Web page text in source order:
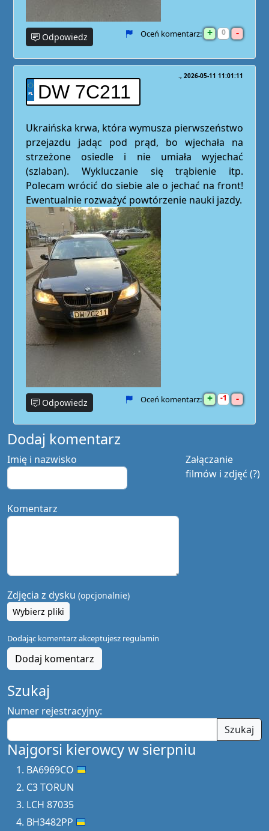
Odpowiedz Oceń komentarz: + 0 -
DW 7C211
. 2026-05-11 11:01:11
Ukraińska krwa, która wymusza pierwszeństwo
przejazdu jadąc pod prąd, bo wjechała na
strzeżone osiedle i nie umiała wyjechać
(szlaban). Wykluczanie się trąbienie itp.
Polecam wrócić do siebie ale o jechać na front!
Ewentualnie rozważyć powtórzenie nauki jazdy.
Odpowiedz Oceń komentarz: + 1 -
Dodaj komentarz
Załączanie
filmów i zdjęć (?)
Imię i nazwisko
Komentarz
Zdjęcia z dysku (opcjonalnie)
Wybierz pliki
Dodając komentarz akceptujesz regulamin
Dodaj komentarz
Szukaj
Numer rejestracyjny:
Szukaj
Najgorsi kierowcy w sierpniu
BA6969CO
C3 TORUN
LCH 87035
BH3482PP